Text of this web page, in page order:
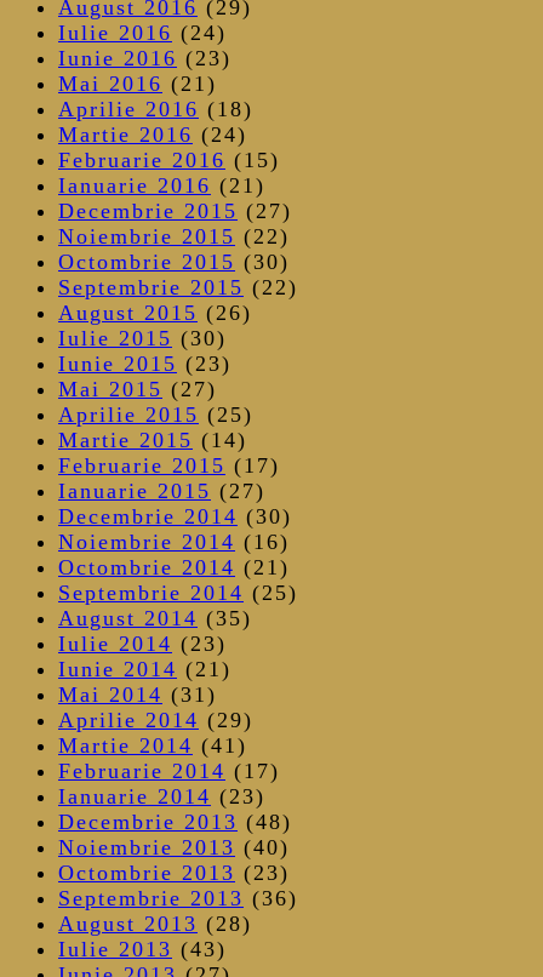
August 2016 (29)
Iulie 2016 (24)
Iunie 2016 (23)
Mai 2016 (21)
Aprilie 2016 (18)
Martie 2016 (24)
Februarie 2016 (15)
Ianuarie 2016 (21)
Decembrie 2015 (27)
Noiembrie 2015 (22)
Octombrie 2015 (30)
Septembrie 2015 (22)
August 2015 (26)
Iulie 2015 (30)
Iunie 2015 (23)
Mai 2015 (27)
Aprilie 2015 (25)
Martie 2015 (14)
Februarie 2015 (17)
Ianuarie 2015 (27)
Decembrie 2014 (30)
Noiembrie 2014 (16)
Octombrie 2014 (21)
Septembrie 2014 (25)
August 2014 (35)
Iulie 2014 (23)
Iunie 2014 (21)
Mai 2014 (31)
Aprilie 2014 (29)
Martie 2014 (41)
Februarie 2014 (17)
Ianuarie 2014 (23)
Decembrie 2013 (48)
Noiembrie 2013 (40)
Octombrie 2013 (23)
Septembrie 2013 (36)
August 2013 (28)
Iulie 2013 (43)